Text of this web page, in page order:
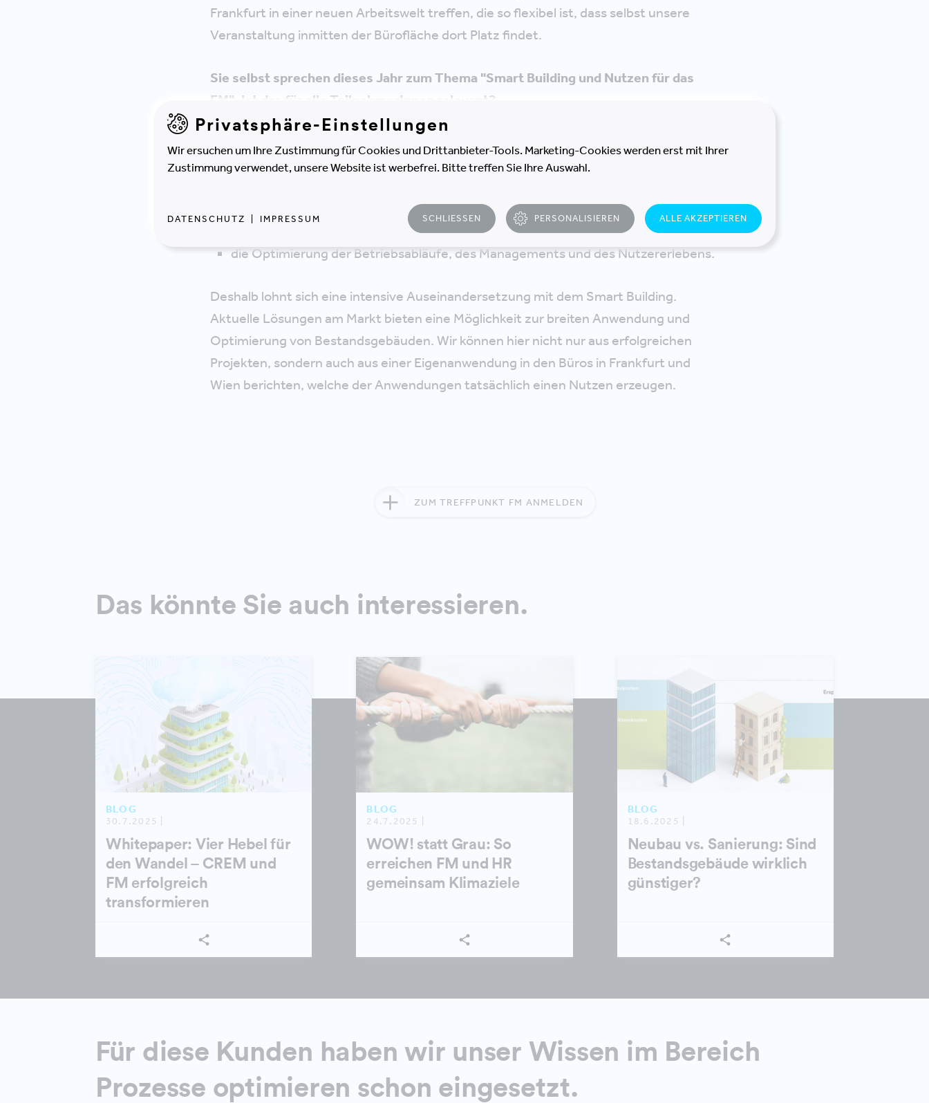
Frankfurt in einer neuen Arbeitswelt treffen, die so flexibel ist, dass selbst unsere
Veranstaltung inmitten der Bürofläche dort Platz findet.
Sie selbst sprechen dieses Jahr zum Thema "Smart Building und Nutzen für das
FM". Ist das für alle TeilnehmerInnen relevant?
Ich bin überzeugt, dass bei vielen Unternehmen folgende Themen auf der Agenda
stehen:
die nutzungsbezogene Steuerung des Gebäudes und dessen Anlagen,
die Unterstützung der Prozesse und Tätigkeiten der NutzerInnen und
die Optimierung der Betriebsabläufe, des Managements und des Nutzererlebens.
Deshalb lohnt sich eine intensive Auseinandersetzung mit dem Smart Building.
Aktuelle Lösungen am Markt bieten eine Möglichkeit zur breiten Anwendung und
Optimierung von Bestandsgebäuden. Wir können hier nicht nur aus erfolgreichen
Projekten, sondern auch aus einer Eigenanwendung in den Büros in Frankfurt und
Wien berichten, welche der Anwendungen tatsächlich einen Nutzen erzeugen.
ZUM TREFFPUNKT FM ANMELDEN
Das könnte Sie auch interessieren.
BLOG
30.7.2025 |
Whitepaper: Vier Hebel für
den Wandel – CREM und
FM erfolgreich
transformieren
BLOG
24.7.2025 |
WOW! statt Grau: So
erreichen FM und HR
gemeinsam Klimaziele
BLOG
18.6.2025 |
Neubau vs. Sanierung: Sind
Bestandsgebäude wirklich
günstiger?
Für diese Kunden haben wir unser Wissen im Bereich
Prozesse optimieren schon eingesetzt.
Privatsphäre-Einstellungen
Wir ersuchen um Ihre Zustimmung für Cookies und Drittanbieter-Tools. Marketing-Cookies werden erst mit Ihrer
Zustimmung verwendet, unsere Website ist werbefrei. Bitte treffen Sie Ihre Auswahl.
DATENSCHUTZ IMPRESSUM SCHLIESSEN PERSONALISIEREN ALLE AKZEPTIEREN